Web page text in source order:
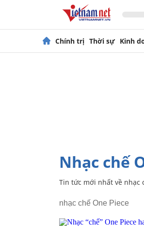
Chính trị Thời sự Kinh
nhạc chế
Tin tức mới nhất về nhạc
nhạc chế One Piece